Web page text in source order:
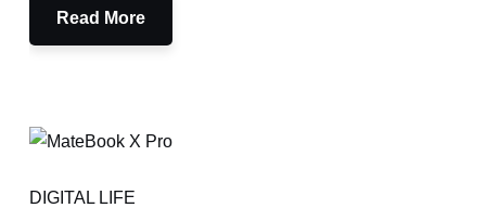
Read More
DIGITAL LIFE